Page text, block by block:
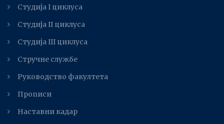
Студија I циклуса
Студија II циклуса
Студијa III циклуса
Стручне службе
Руководство факултета
Прописи
Наставни кадар